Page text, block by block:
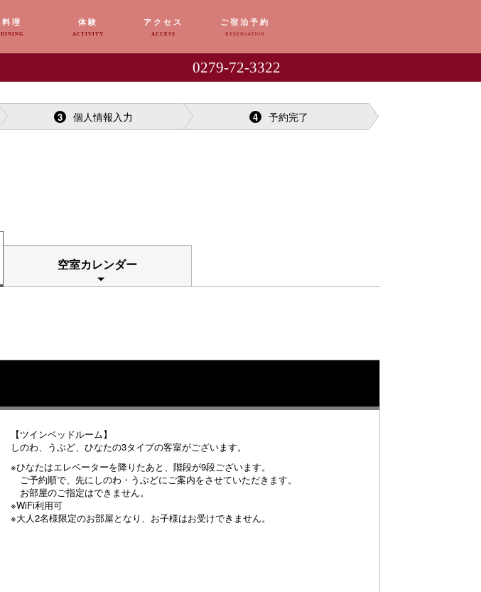
料理
DINING
体験
ACTIVITY
アクセス
ACCESS
ご宿泊予約
RESERVATION
0279-72-3322
3 個人情報入力 4 予約完了
空室カレンダー
【ツインベッドルーム】
しのわ、うぶど、ひなたの3タイプの客室がございます。
※ひなたはエレベーターを降りたあと、階段が9段ございます。
ご予約順で、先にしのわ・うぶどにご案内をさせていただきます。
お部屋のご指定はできません。
※WiFi利用可
※大人2名様限定のお部屋となり、お子様はお受けできません。